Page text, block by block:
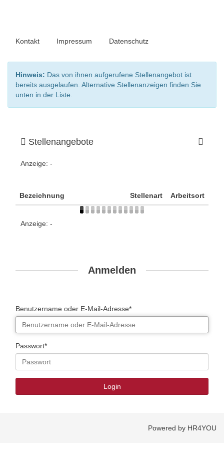
Kontakt Impressum Datenschutz
Hinweis: Das von ihnen aufgerufene Stellenangebot ist
bereits ausgelaufen. Alternative Stellenanzeigen finden Sie
unten in der Liste.
Stellenangebote
Anzeige: -
Bezeichnung Stellenart Arbeitsort
Anzeige: -
Anmelden
Benutzername oder E-Mail-Adresse*
Passwort*
Powered by HR4YOU